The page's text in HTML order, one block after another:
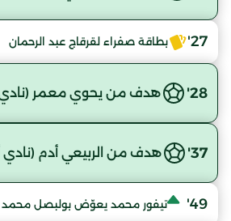
27' بطاقة صفراء لقرقاج عبد الرحمان
28' هدف من يحوي معمر (نادي
37' هدف من الربيعي أدم (نادي
49' تيفور محمد يعوّض بولبصل محمد